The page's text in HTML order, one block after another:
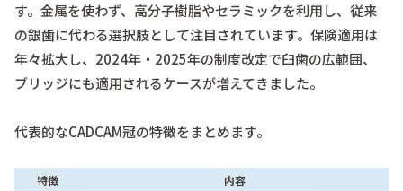
す。金属を使わず、高分子樹脂やセラミックを利用し、従来
の銀歯に代わる選択肢として注目されています。保険適用は
年々拡大し、2024年・2025年の制度改定で臼歯の広範囲、
ブリッジにも適用されるケースが増えてきました。
代表的なCADCAM冠の特徴をまとめます。
特徴
内容